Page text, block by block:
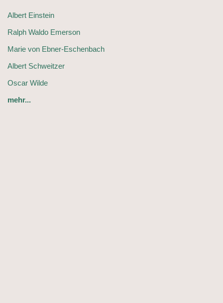
Albert Einstein
Ralph Waldo Emerson
Marie von Ebner-Eschenbach
Albert Schweitzer
Oscar Wilde
mehr...